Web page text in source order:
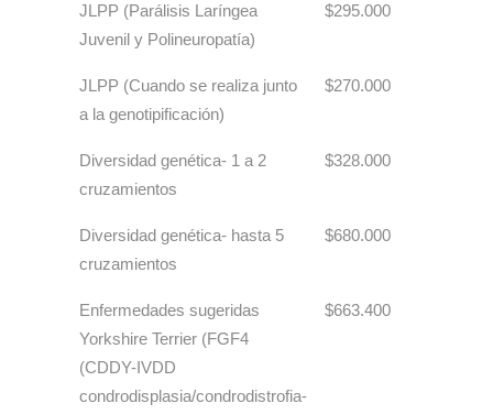
JLPP (Parálisis Laríngea
Juvenil y Polineuropatía)
$295.000
JLPP (Cuando se realiza junto
a la genotipificación)
$270.000
Diversidad genética- 1 a 2
cruzamientos
$328.000
Diversidad genética- hasta 5
cruzamientos
$680.000
Enfermedades sugeridas
Yorkshire Terrier (FGF4
(CDDY-IVDD
condrodisplasia/condrodistrofia-
$663.400